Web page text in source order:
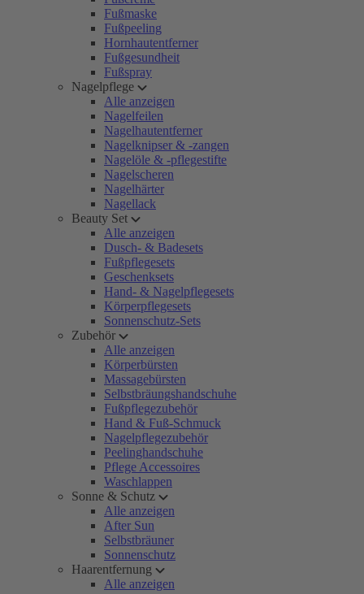
Fußmaske
Fußpeeling
Hornhautentferner
Fußgesundheit
Fußspray
Nagelpflege
Alle anzeigen
Nagelfeilen
Nagelhautentferner
Nagelknipser & -zangen
Nagelöle & -pflegestifte
Nagelscheren
Nagelhärter
Nagellack
Beauty Set
Alle anzeigen
Dusch- & Badesets
Fußpflegesets
Geschenksets
Hand- & Nagelpflegesets
Körperpflegesets
Sonnenschutz-Sets
Zubehör
Alle anzeigen
Körperbürsten
Massagebürsten
Selbstbräungshandschuhe
Fußpflegezubehör
Hand & Fuß-Schmuck
Nagelpflegezubehör
Peelinghandschuhe
Pflege Accessoires
Waschlappen
Sonne & Schutz
Alle anzeigen
After Sun
Selbstbräuner
Sonnenschutz
Haarentfernung
Alle anzeigen